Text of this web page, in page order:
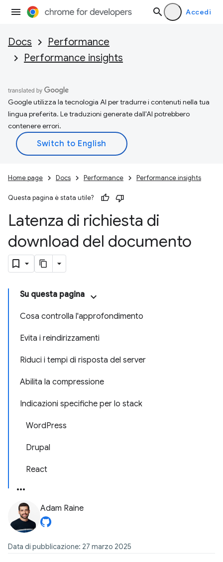
Accedi
Docs
Performance
Performance insights
Google utilizza la tecnologia AI per tradurre i contenuti nella tua
lingua preferita. Le traduzioni generate dall'AI potrebbero
contenere errori.
Home page Docs Performance Performance insights
Questa pagina è stata utile?
Latenza di richiesta di
download del documento
Su questa pagina
Cosa controlla l'approfondimento
Evita i reindirizzamenti
Riduci i tempi di risposta del server
Abilita la compressione
Indicazioni specifiche per lo stack
WordPress
Drupal
React
Adam Raine
Data di pubblicazione: 27 marzo 2025